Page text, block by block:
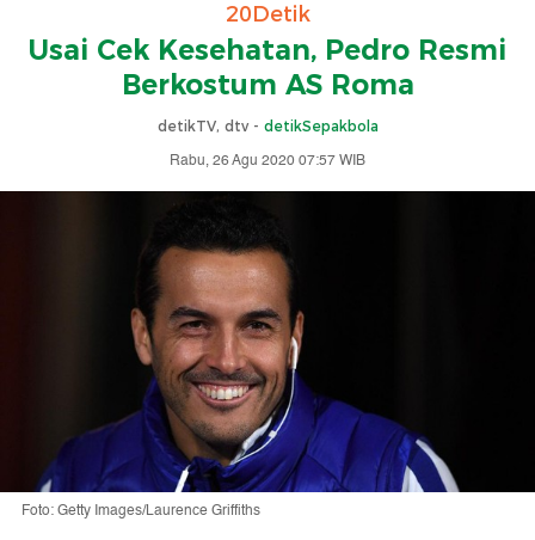
20Detik
Usai Cek Kesehatan, Pedro Resmi
Berkostum AS Roma
detikTV, dtv - detikSepakbola
Rabu, 26 Agu 2020 07:57 WIB
Foto: Getty Images/Laurence Griffiths